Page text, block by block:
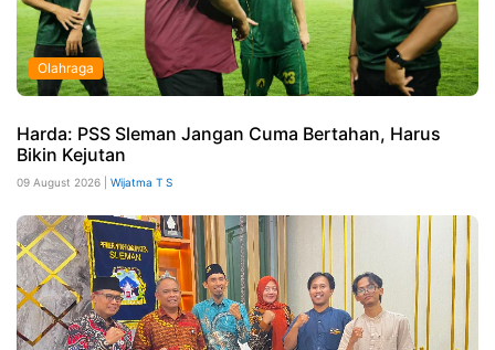
Olahraga
Harda: PSS Sleman Jangan Cuma Bertahan, Harus
Bikin Kejutan
09 August 2026 | Wijatma T S